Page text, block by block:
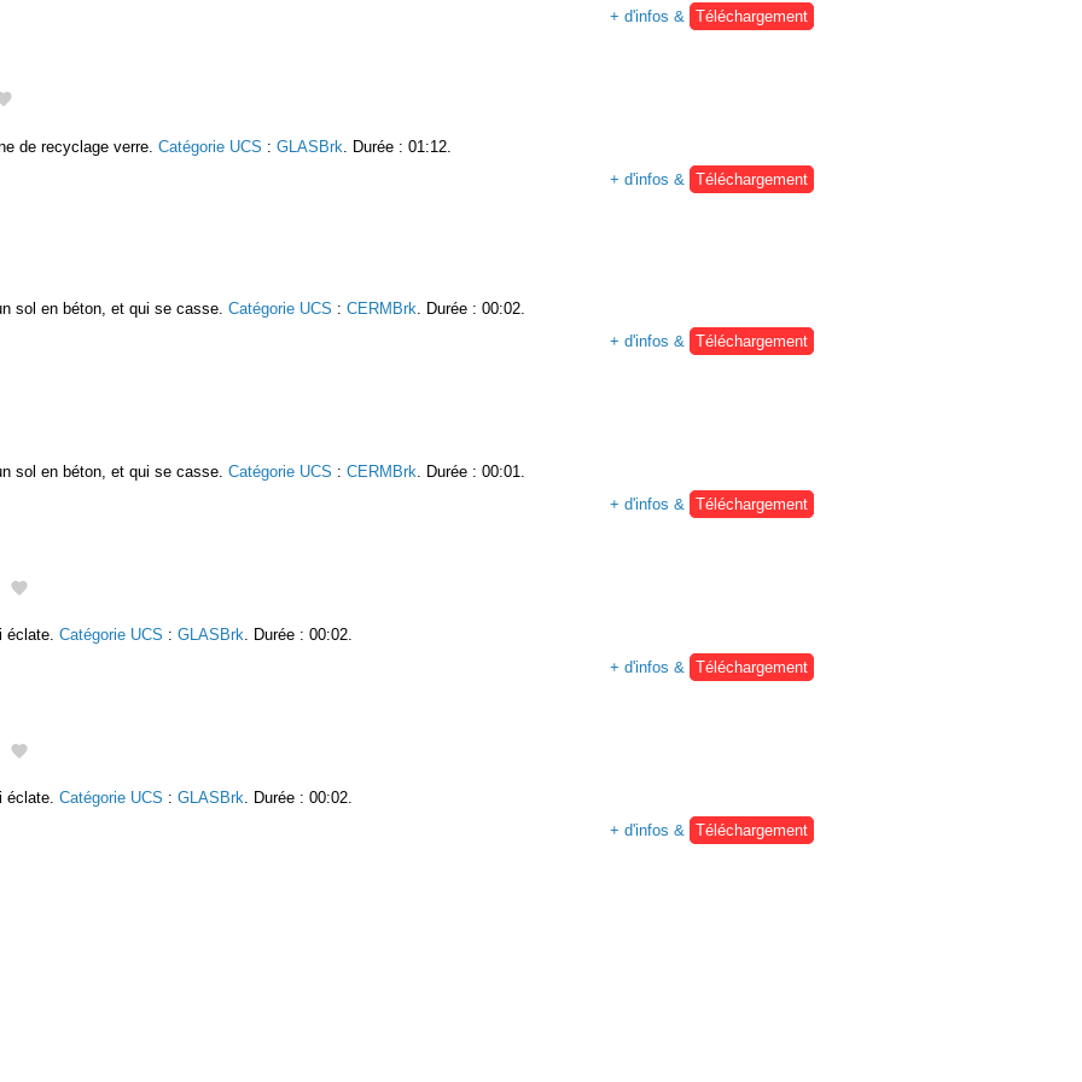
+ d'infos & Téléchargement
de recyclage verre. Catégorie UCS : GLASBrk . Durée : 01:12.
+ d'infos &
Téléchargement
sol en béton, et qui se casse. Catégorie UCS : CERMBrk. Durée : 00:02.
+ d'infos & Téléchargement
sol en béton, et qui se casse. Catégorie UCS : CERMBrk. Durée : 00:01.
+ d'infos & Téléchargement
éclate. Catégorie UCS : GLASBrk. Durée : 00:02.
+ d'infos & Téléchargement
éclate. Catégorie UCS : GLASBrk . Durée : 00:02.
+ d'infos &
Téléchargement